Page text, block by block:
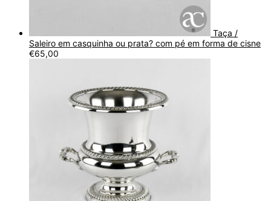
Taça /
Saleiro em casquinha ou prata? com pé em forma de cisne
€65,00